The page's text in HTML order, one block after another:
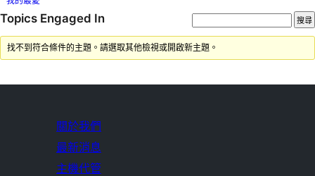
Topics Engaged In
找不到符合條件的主題。請選取其他檢視或開啟新主題。
關於我們
最新消息
主機代管